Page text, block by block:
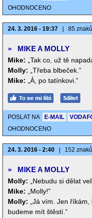
OHODNOCENO
24. 3. 2016 - 19:37 85 znaků
» MIKE A MOLLY
Mike:
„Tak co, už tě
Molly:
„Třeba blbeček.”
Mike:
„Á, po tatínkovi.”
POSLAT NA E-MAIL
OHODNOCENO
24. 3. 2016 - 2:40 152 znaků
» MIKE A MOLLY
Molly:
„Nebudu si dělat
Mike:
„Molly!”
Molly:
„Já vím. Jen
budeme mít štěstí.”